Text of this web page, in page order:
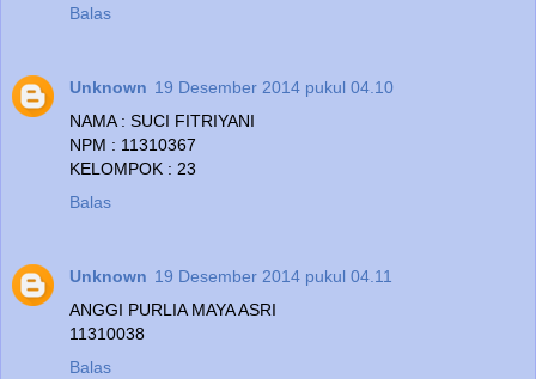
Balas
Unknown 19 Desember 2014 pukul 04.10
NAMA : SUCI FITRIYANI
NPM : 11310367
KELOMPOK : 23
Balas
Unknown 19 Desember 2014 pukul 04.11
ANGGI PURLIA MAYA ASRI
11310038
Balas